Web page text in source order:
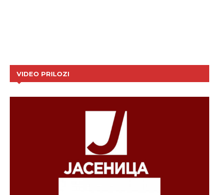
VIDEO PRILOZI